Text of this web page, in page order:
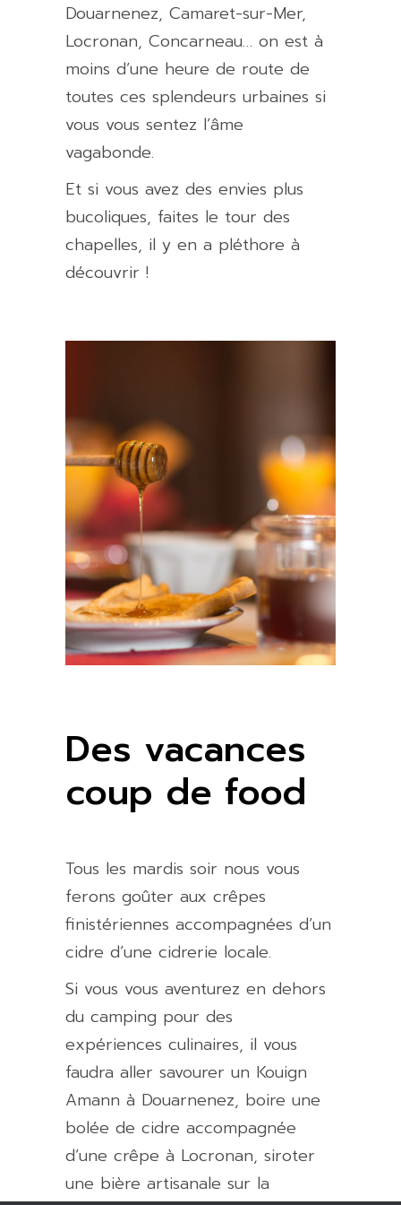
Douarnenez, Camaret-sur-Mer,
Locronan, Concarneau… on est à
moins d’une heure de route de
toutes ces splendeurs urbaines si
vous vous sentez l’âme
vagabonde.
Et si vous avez des envies plus
bucoliques, faites le tour des
chapelles, il y en a pléthore à
découvrir !
Des vacances
coup de food
Tous les mardis soir nous vous
ferons goûter aux crêpes
finistériennes accompagnées d’un
cidre d’une cidrerie locale.
Si vous vous aventurez en dehors
du camping pour des
expériences culinaires, il vous
faudra aller savourer un Kouign
Amann à Douarnenez, boire une
bolée de cidre accompagnée
d’une crêpe à Locronan, siroter
une bière artisanale sur la